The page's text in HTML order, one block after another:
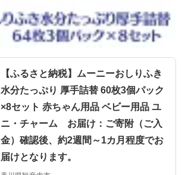
【ふるさと納税】ムーニーおしりふき
水分たっぷり 厚手詰替 60枚3個パック
×8セット 赤ちゃん用品 ベビー用品 ユ
ニ・チャーム お届け：ご寄附（ご入
金）確認後、約2週間～1カ月程度でお
届けとなります。